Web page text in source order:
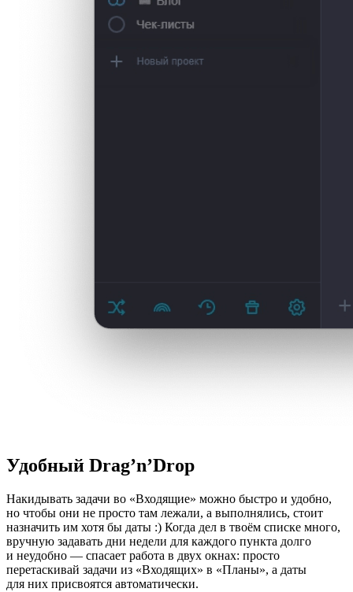
Удобный Drag’n’Drop
Накидывать задачи во «Входящие» можно быстро и удобно,
но чтобы они не просто там лежали, а выполнялись, стоит
назначить им хотя бы даты :) Когда дел в твоём списке много,
вручную задавать дни недели для каждого пункта долго
и неудобно — спасает работа в двух окнах: просто
перетаскивай задачи из «Входящих» в «Планы», а даты
для них присвоятся автоматически.